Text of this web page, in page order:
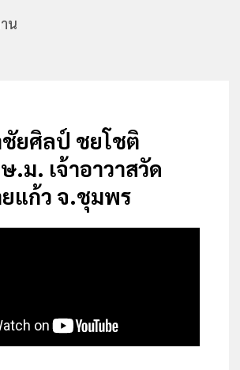
น
ยศิลป์ ชยโชติ
.ม. เจ้าอาวาสวัด
แก้ว จ.ชุมพร